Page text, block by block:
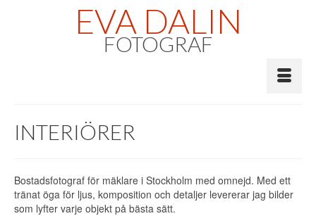
EVA DALIN
FOTOGRAF
INTERIÖRER
Bostadsfotograf för mäklare i Stockholm med omnejd. Med ett
tränat öga för ljus, komposition och detaljer levererar jag bilder
som lyfter varje objekt på bästa sätt.